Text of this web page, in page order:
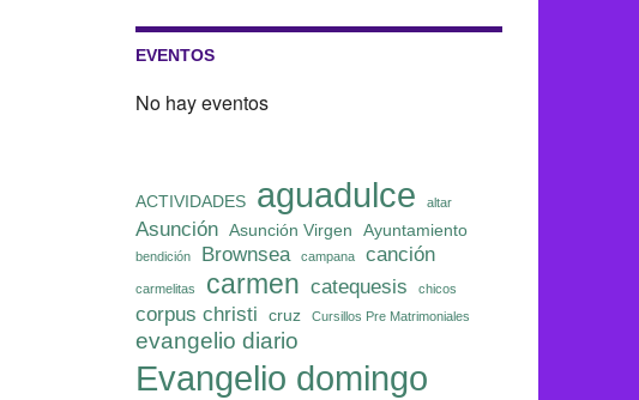
EVENTOS
No hay eventos
ACTIVIDADES aguadulce altar
Asunción Asunción Virgen Ayuntamiento
bendición Brownsea campana canción
carmelitas carmen catequesis chicos
corpus christi cruz Cursillos Pre Matrimoniales
evangelio diario
Evangelio domingo